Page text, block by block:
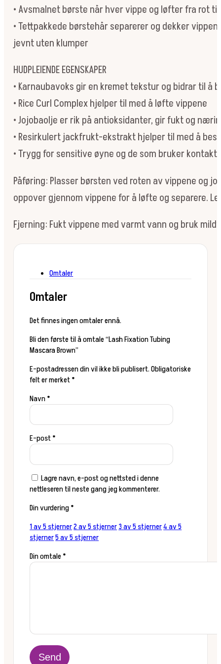
• Avsmalnet børste når hver vippe og løfter fra rot
• Tettpakkede børstehår separerer og dekker
jevnt uten klumper
HUDPLEIENDE EGENSKAPER
• Karnaubavoks gir en kremet tekstur og bidrar til å
• Rice Curl Complex hjelper til med å løfte vippene
• Jojobaolje er rik på antioksidanter, gir fukt og
• Resirkulert jackfrukt-ekstrakt hjelper til med å
• Trygg for sensitive øyne og de som bruker
Påføring: Plasser børsten ved roten av vippene og
oppover gjennom vippene for å løfte og separere.
Fjerning: Fukt vippene med varmt vann og bruk
Omtaler
Omtaler
Det finnes ingen omtaler ennå.
Bli den første til å omtale “Lash Fixation Tubing
Mascara Brown”
E-postadressen din vil ikke bli publisert.Obligatoriske
felt er merket*
Navn*
E-post*
Lagre navn, e-post og nettsted i denne
nettleseren til neste gang jeg kommenterer.
Din vurdering*
1 av 5 stjerner2 av 5 stjerner3 av 5 stjerner4 av 5
stjerner5 av 5 stjerner
Din omtale*